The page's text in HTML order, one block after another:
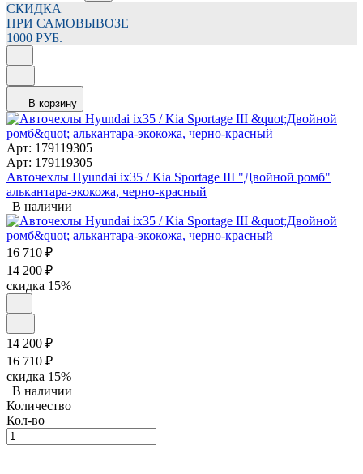
СКИДКА
ПРИ САМОВЫВОЗЕ
1000 РУБ.
В корзину
Арт: 179119305
Арт: 179119305
Авточехлы Hyundai ix35 / Kia Sportage III "Двойной ромб"
алькантара-экокожа, черно-красный
В наличии
16 710 ₽
14 200 ₽
скидка 15%
14 200 ₽
16 710 ₽
скидка 15%
В наличии
Количество
Кол-во